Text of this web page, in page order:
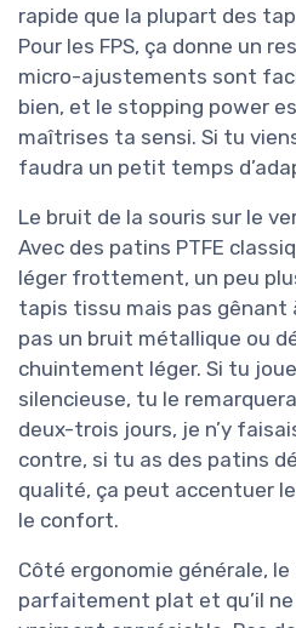
rapide que la plupart des
Pour les FPS, ça donne un
micro-ajustements sont
bien, et le stopping power
maîtrises ta sensi. Si tu
faudra un petit temps
Le bruit de la souris sur le
Avec des patins PTFE
léger frottement, un peu
tapis tissu mais pas gênant
pas un bruit métallique ou
chuintement léger. Si tu
silencieuse, tu le
deux-trois jours, je n’y
contre, si tu as des patins
qualité, ça peut accentuer
le confort.
Côté ergonomie générale,
parfaitement plat et qu’il